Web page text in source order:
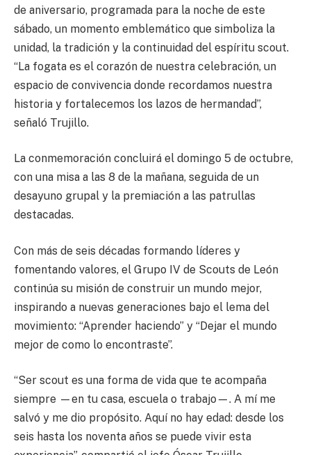
de aniversario, programada para la noche de este
sábado, un momento emblemático que simboliza la
unidad, la tradición y la continuidad del espíritu scout.
“La fogata es el corazón de nuestra celebración, un
espacio de convivencia donde recordamos nuestra
historia y fortalecemos los lazos de hermandad”,
señaló Trujillo.
La conmemoración concluirá el domingo 5 de octubre,
con una misa a las 8 de la mañana, seguida de un
desayuno grupal y la premiación a las patrullas
destacadas.
Con más de seis décadas formando líderes y
fomentando valores, el Grupo IV de Scouts de León
continúa su misión de construir un mundo mejor,
inspirando a nuevas generaciones bajo el lema del
movimiento: “Aprender haciendo” y “Dejar el mundo
mejor de como lo encontraste”.
“Ser scout es una forma de vida que te acompaña
siempre —en tu casa, escuela o trabajo—. A mí me
salvó y me dio propósito. Aquí no hay edad: desde los
seis hasta los noventa años se puede vivir esta